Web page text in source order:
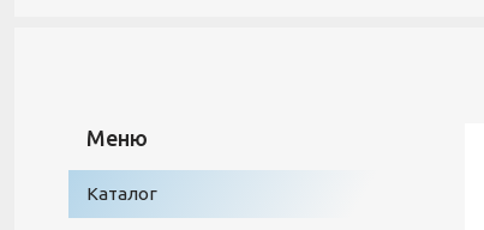
Каталог